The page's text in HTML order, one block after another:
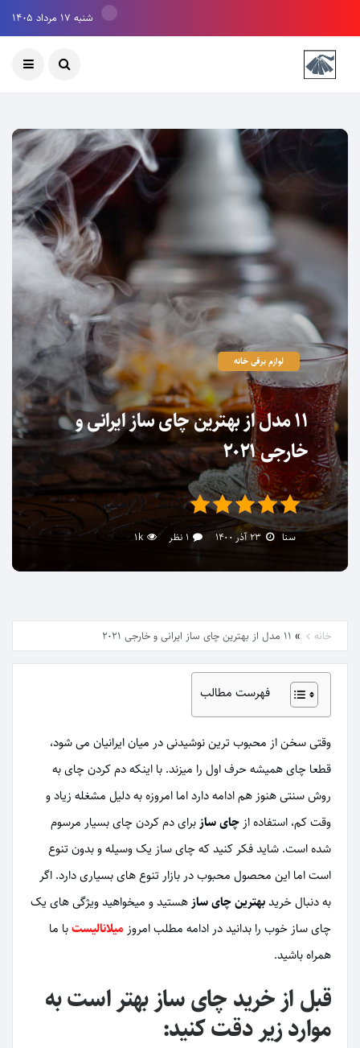
شنبه ۱۷ مرداد ۱۴۰۵
لوازم برقی خانه
۱۱ مدل از بهترین چای ساز ایرانی و
خارجی ۲۰۲۱
۵/۵ - (۱ امتیاز)
سنا ۲۳ آذر ۱۴۰۰ ۱ نظر 1k
خانه » ۱۱ مدل از بهترین چای ساز ایرانی و خارجی ۲۰۲۱
فهرست مطالب
وقتی سخن از محبوب ترین نوشیدنی در میان ایرانیان می شود،
قطعا چای همیشه حرف اول را میزند. با اینکه دم کردن چای به
روش سنتی هنوز هم ادامه دارد اما امروزه به دلیل مشغله زیاد و
وقت کم، استفاده از چای ساز برای دم کردن چای بسیار مرسوم
شده است. شاید فکر کنید که چای ساز یک وسیله و بدون تنوع
است اما این محصول محبوب در بازار تنوع های بسیاری دارد. اگر
به دنبال خریدبهترین چای ساز هستید و میخواهید ویژگی های یک
چای ساز خوب را بدانید در ادامه مطلب امروز میلانالیستبا ما
همراه باشید.
قبل از خرید چای ساز بهتر است به
موارد زیر دقت کنید: